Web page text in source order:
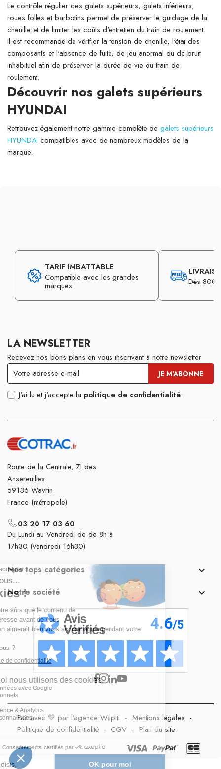
Le contrôle régulier des galets supérieurs, galets inférieurs,
roues folles et barbotins permet de préserver le guidage de la
chenille et de limiter les coûts d'entretien du train de roulement.
Il est recommandé de vérifier la tension de chenille, l'état des
composants et l'absence de fuite, de jeu anormal ou de bruit
inhabituel afin de préserver la durée de vie du train de
roulement.
Découvrir nos galets supérieurs
HYUNDAI
Retrouvez également notre gamme complète de galets supérieurs
HYUNDAI compatibles avec de nombreux modèles de la
marque.
TARIF IMBATTABLE
Compatible avec les grandes
marques
Dès 80€
LA NEWSLETTER
Recevez nos bons plans en vous inscrivant à notre newsletter
J'ai lu et j'accepte la politique de confidentialité.
Route de la Centrale, ZI des
Ansereuilles
59136 Wavrin
France (métropole)
03 20 17 03 60
Du Lundi au Vendredi de de 8h à
17h30 (vendredi 16h30)
Nos tops catégories 
Notre société 
Fait avec 💛 par l’agence Wapiti - Mentions légales -
Politique de confidentialité - CGV - Plan du site